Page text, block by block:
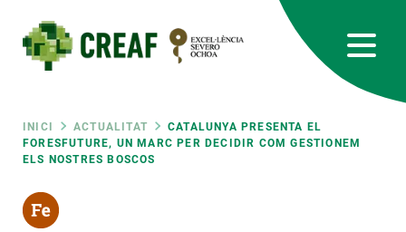
contingut
Fil
d'ariadna
INICI ACTUALITAT
CATALUNYA PRESENTA EL
FORESFUTURE, UN MARC PER DECIDIR COM GESTIONEM
ELS NOSTRES BOSCOS
RRSS
Featured